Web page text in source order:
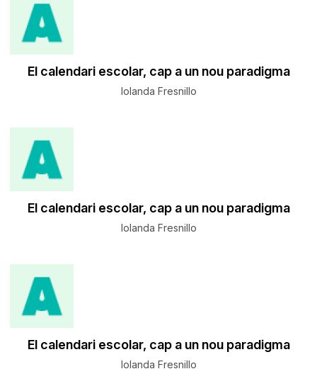
El calendari escolar, cap a un nou paradigma
Iolanda Fresnillo
El calendari escolar, cap a un nou paradigma
Iolanda Fresnillo
El calendari escolar, cap a un nou paradigma
Iolanda Fresnillo